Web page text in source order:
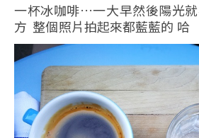
一杯冰咖啡…一大早然後陽光
方 整個照片拍起來都藍藍的 哈